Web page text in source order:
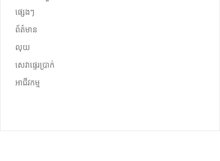
ផ្សេងៗ
ព័ត៌មាន
លុយ
សេវាផ្ទេរប្រាក់
អាជីវកម្ម